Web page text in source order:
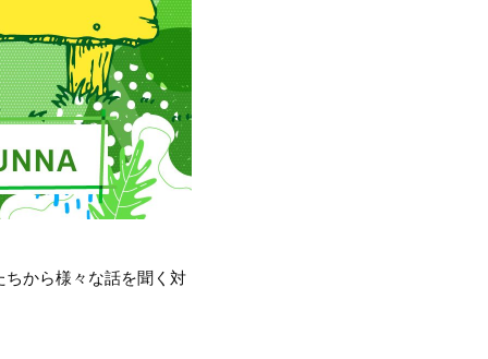
から様々な話を聞く対